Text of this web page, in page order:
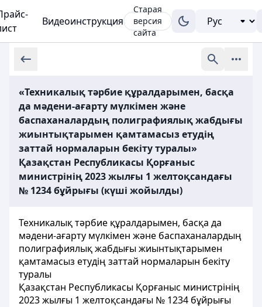
Видеоинструкция
Старая
версия
сайта
«Техникалық тәрбие құралдарымен, басқа
да мәдени-ағарту мүлкімен және
баспаханалардың полиграфиялық жабдығы
жиынтықтарымен қамтамасыз етудің
заттай нормаларын бекіту туралы»
Қазақстан Республикасы Қорғаныс
министрінің 2023 жылғы 1 желтоқсандағы
№ 1234 бұйрығы (күші жойылды)
Техникалық тәрбие құралдарымен, басқа да
мәдени-ағарту мүлкімен және баспаханалардың
полиграфиялық жабдығы жиынтықтарымен
қамтамасыз етудің заттай нормаларын бекіту
туралы
Қазақстан Республикасы Қорғаныс министрінің
2023 жылғы 1 желтоқсандағы № 1234 бұйрығы